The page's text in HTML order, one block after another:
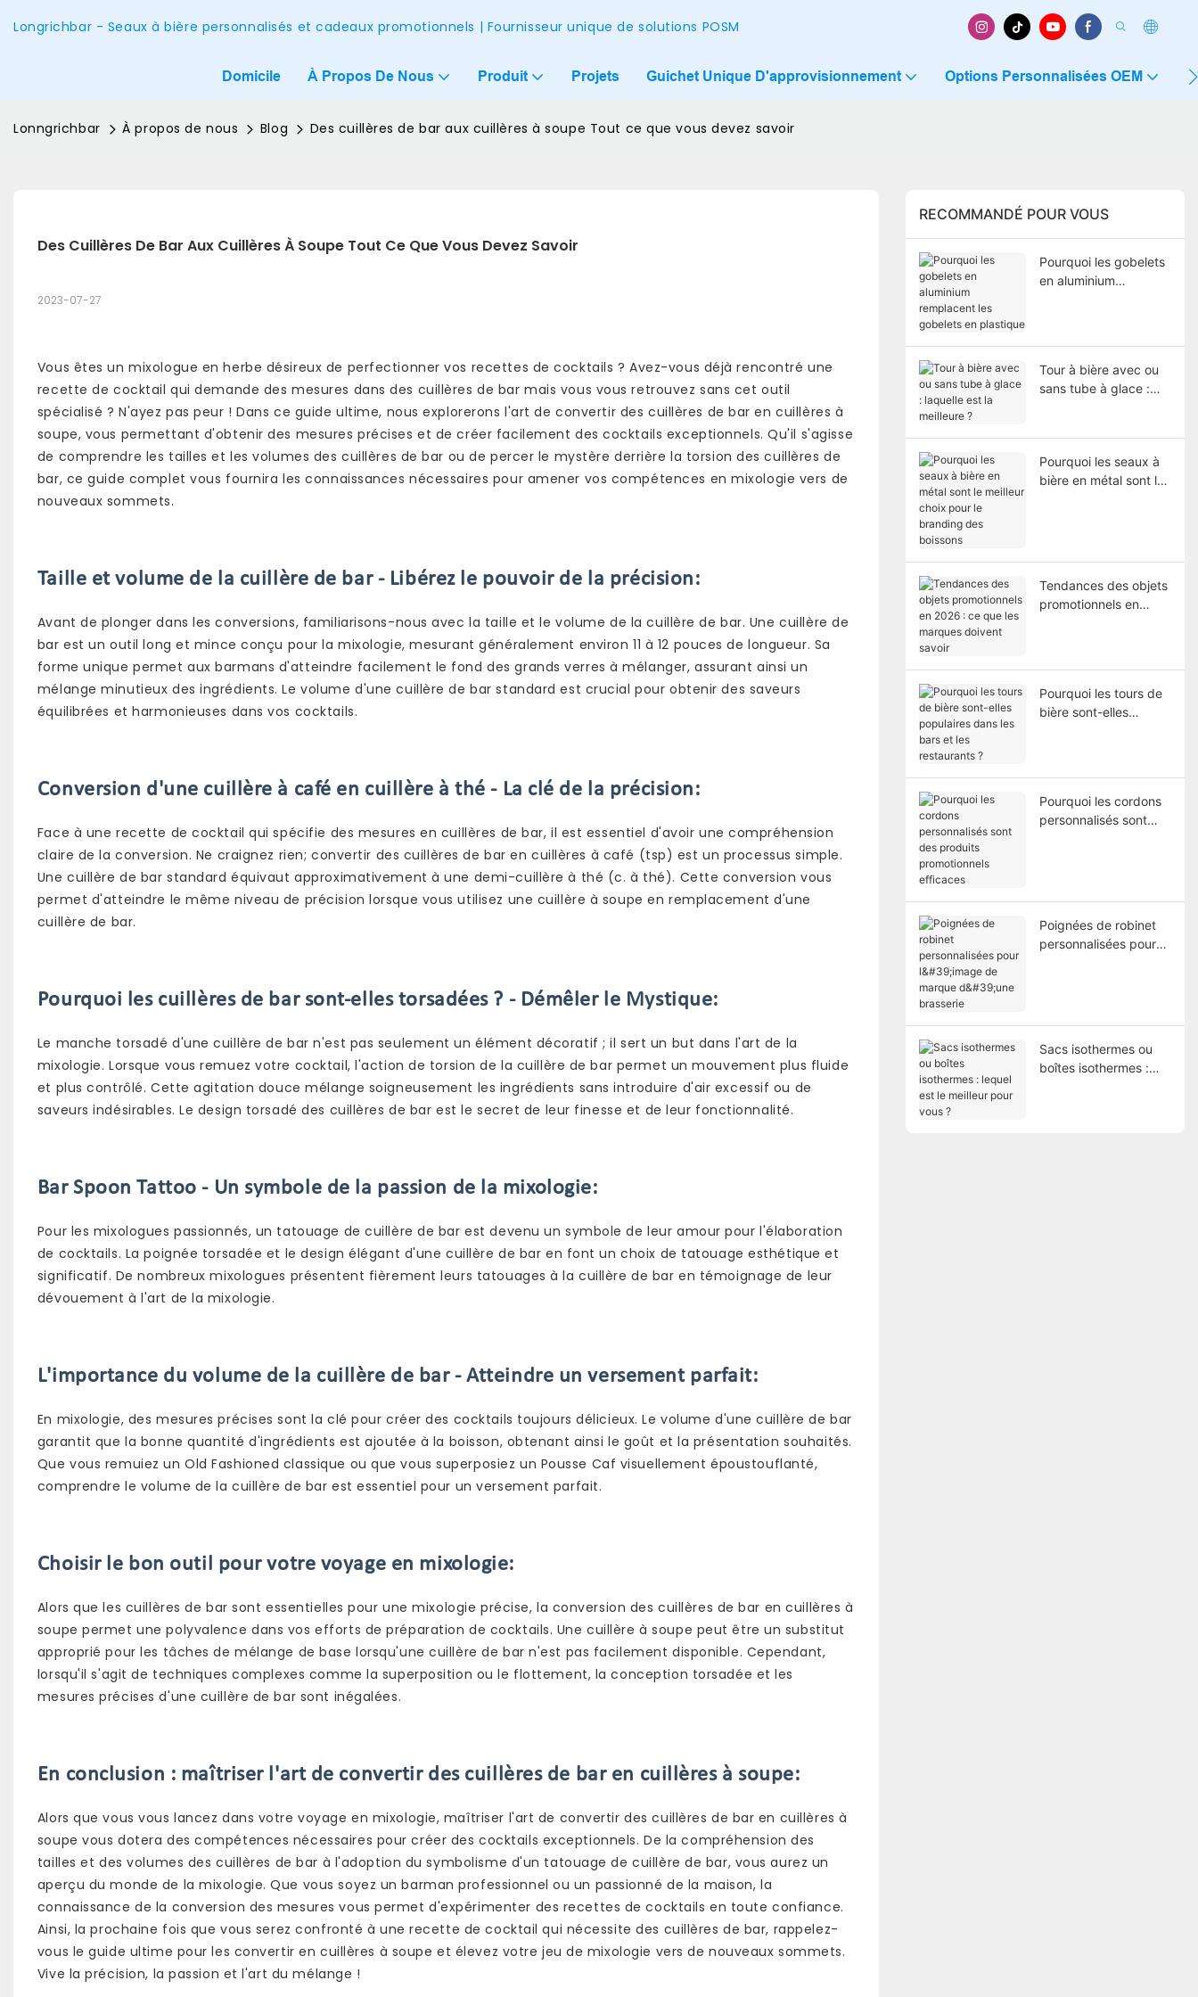
Longrichbar - Seaux à bière personnalisés et cadeaux promotionnels | Fournisseur unique de solutions POSM
Domicile À Propos De Nous Produit Projets Guichet Unique D'approvisionnement Options Personnalisées OEM
Lonngrichbar À propos de nous Blog Des cuillères de bar aux cuillères à soupe Tout ce que vous devez savoir
Des Cuillères De Bar Aux Cuillères À Soupe Tout Ce Que Vous Devez Savoir
2023-07-27
Vous êtes un mixologue en herbe désireux de perfectionner vos recettes de cocktails ? Avez-vous déjà rencontré une
recette de cocktail qui demande des mesures dans des cuillères de bar mais vous vous retrouvez sans cet outil
spécialisé ? N'ayez pas peur ! Dans ce guide ultime, nous explorerons l'art de convertir des cuillères de bar en cuillères à
soupe, vous permettant d'obtenir des mesures précises et de créer facilement des cocktails exceptionnels. Qu'il s'agisse
de comprendre les tailles et les volumes des cuillères de bar ou de percer le mystère derrière la torsion des cuillères de
bar, ce guide complet vous fournira les connaissances nécessaires pour amener vos compétences en mixologie vers de
nouveaux sommets.
Taille et volume de la cuillère de bar - Libérez le pouvoir de la précision:
Avant de plonger dans les conversions, familiarisons-nous avec la taille et le volume de la cuillère de bar. Une cuillère de
bar est un outil long et mince conçu pour la mixologie, mesurant généralement environ 11 à 12 pouces de longueur. Sa
forme unique permet aux barmans d'atteindre facilement le fond des grands verres à mélanger, assurant ainsi un
mélange minutieux des ingrédients. Le volume d'une cuillère de bar standard est crucial pour obtenir des saveurs
équilibrées et harmonieuses dans vos cocktails.
Conversion d'une cuillère à café en cuillère à thé - La clé de la précision:
Face à une recette de cocktail qui spécifie des mesures en cuillères de bar, il est essentiel d'avoir une compréhension
claire de la conversion. Ne craignez rien; convertir des cuillères de bar en cuillères à café (tsp) est un processus simple.
Une cuillère de bar standard équivaut approximativement à une demi-cuillère à thé (c. à thé). Cette conversion vous
permet d'atteindre le même niveau de précision lorsque vous utilisez une cuillère à soupe en remplacement d'une
cuillère de bar.
Pourquoi les cuillères de bar sont-elles torsadées ? - Démêler le Mystique:
Le manche torsadé d'une cuillère de bar n'est pas seulement un élément décoratif ; il sert un but dans l'art de la
mixologie. Lorsque vous remuez votre cocktail, l'action de torsion de la cuillère de bar permet un mouvement plus fluide
et plus contrôlé. Cette agitation douce mélange soigneusement les ingrédients sans introduire d'air excessif ou de
saveurs indésirables. Le design torsadé des cuillères de bar est le secret de leur finesse et de leur fonctionnalité.
Bar Spoon Tattoo - Un symbole de la passion de la mixologie:
Pour les mixologues passionnés, un tatouage de cuillère de bar est devenu un symbole de leur amour pour l'élaboration
de cocktails. La poignée torsadée et le design élégant d'une cuillère de bar en font un choix de tatouage esthétique et
significatif. De nombreux mixologues présentent fièrement leurs tatouages ​​​​à la cuillère de bar en témoignage de leur
dévouement à l'art de la mixologie.
L'importance du volume de la cuillère de bar - Atteindre un versement parfait:
En mixologie, des mesures précises sont la clé pour créer des cocktails toujours délicieux. Le volume d'une cuillère de bar
garantit que la bonne quantité d'ingrédients est ajoutée à la boisson, obtenant ainsi le goût et la présentation souhaités.
Que vous remuiez un Old Fashioned classique ou que vous superposiez un Pousse Caf visuellement époustouflanté,
comprendre le volume de la cuillère de bar est essentiel pour un versement parfait.
Choisir le bon outil pour votre voyage en mixologie:
Alors que les cuillères de bar sont essentielles pour une mixologie précise, la conversion des cuillères de bar en cuillères à
soupe permet une polyvalence dans vos efforts de préparation de cocktails. Une cuillère à soupe peut être un substitut
approprié pour les tâches de mélange de base lorsqu'une cuillère de bar n'est pas facilement disponible. Cependant,
lorsqu'il s'agit de techniques complexes comme la superposition ou le flottement, la conception torsadée et les
mesures précises d'une cuillère de bar sont inégalées.
En conclusion : maîtriser l'art de convertir des cuillères de bar en cuillères à soupe:
Alors que vous vous lancez dans votre voyage en mixologie, maîtriser l'art de convertir des cuillères de bar en cuillères à
soupe vous dotera des compétences nécessaires pour créer des cocktails exceptionnels. De la compréhension des
tailles et des volumes des cuillères de bar à l'adoption du symbolisme d'un tatouage de cuillère de bar, vous aurez un
aperçu du monde de la mixologie. Que vous soyez un barman professionnel ou un passionné de la maison, la
connaissance de la conversion des mesures vous permet d'expérimenter des recettes de cocktails en toute confiance.
Ainsi, la prochaine fois que vous serez confronté à une recette de cocktail qui nécessite des cuillères de bar, rappelez-
vous le guide ultime pour les convertir en cuillères à soupe et élevez votre jeu de mixologie vers de nouveaux sommets.
Vive la précision, la passion et l'art du mélange !
RECOMMANDÉ POUR VOUS
Pourquoi les gobelets
en aluminium
Tour à bière avec ou
sans tube à glace :
Pourquoi les seaux à
bière en métal sont le
Tendances des objets
promotionnels en
Pourquoi les tours de
bière sont-elles
Pourquoi les cordons
personnalisés sont
Poignées de robinet
personnalisées pour
Sacs isothermes ou
boîtes isothermes :